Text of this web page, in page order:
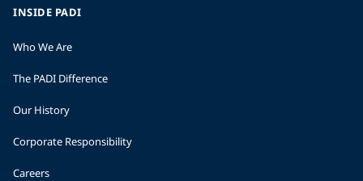
INSIDE PADI
Who We Are
The PADI Difference
Our History
Corporate Responsibility
Careers